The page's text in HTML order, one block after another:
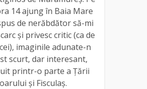
14 ajung în Baia Mare
de nerăbdător să-mi
și privesc critic (ca de
imaginile adunate-n
scurt, dar interesant,
printr-o parte a Țării
și Fisculaș.